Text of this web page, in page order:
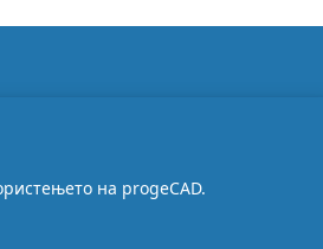
на progeCAD.